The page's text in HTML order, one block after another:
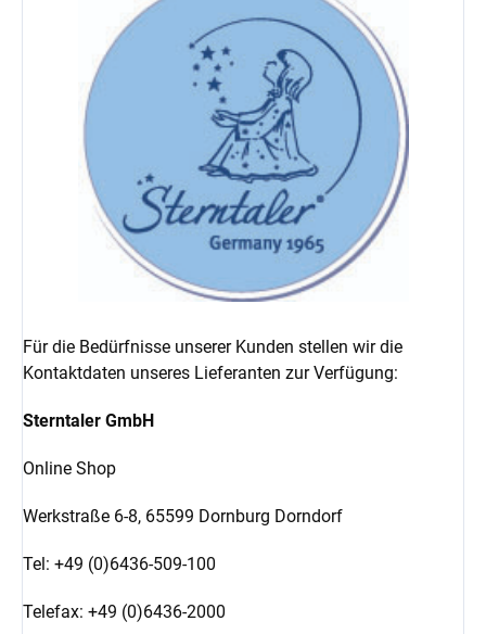
Für die Bedürfnisse unserer Kunden stellen wir die
Kontaktdaten unseres Lieferanten zur Verfügung:
Sterntaler GmbH
Online Shop
Werkstraße 6-8, 65599 Dornburg Dorndorf
Tel: +49 (0)6436-509-100
Telefax: +49 (0)6436-2000